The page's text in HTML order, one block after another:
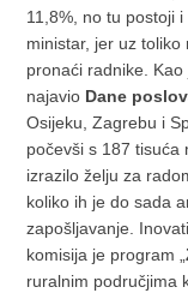
11,8%, no tu postoji
ministar, jer uz
pronaći radnike.
najavio Dane
Osijeku, Zagrebu i
počevši s 187 tisuća
izrazilo želju za
koliko ih je do sada
zapošljavanje.
komisija je program „
ruralnim područjima